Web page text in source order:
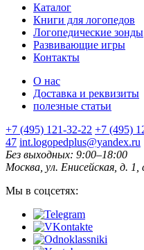
Каталог
Книги для логопедов
Логопедические зонды
Развивающие игры
Контакты
О нас
Доставка и реквизиты
полезные статьи
+7 (495) 121-32-22 +7 (495)
47 int.logopedplus@yandex.ru
Без выходных: 9:00–18:00
Москва, ул. Енисейская, д.
Мы в соцсетях: